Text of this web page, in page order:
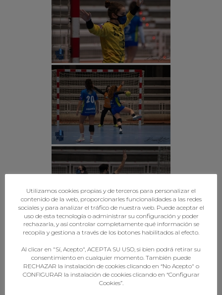
Utilizamos cookies propias y de terceros para personalizar el
contenido de la web, proporcionarles funcionalidades a las redes
sociales y para analizar el tráfico de nuestra web. Puede aceptar el
uso de esta tecnología o administrar su configuración y poder
rechazarla, y así controlar completamente qué información se
recopila y gestiona a través de los botones habilitados al efecto.
Al clicar en "Sí, Acepto", ACEPTA SU USO, si bien podrá retirar su
consentimiento en cualquier momento. También puede
RECHAZAR la instalación de cookies clicando en “No Acepto" o
CONFIGURAR la instalación de cookies clicando en “Configurar
Cookies”.